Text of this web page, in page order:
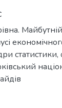
статистики,